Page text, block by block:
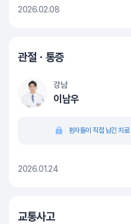
2026.02.08
관절ㆍ통증
강남
이남우
환자들이 직접 남긴 치
2026.01.24
교통사고